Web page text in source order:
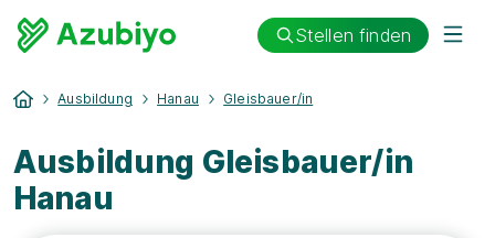
Stellen finden
Ausbildung Hanau Gleisbauer/in
Ausbildung Gleisbauer/in
Hanau